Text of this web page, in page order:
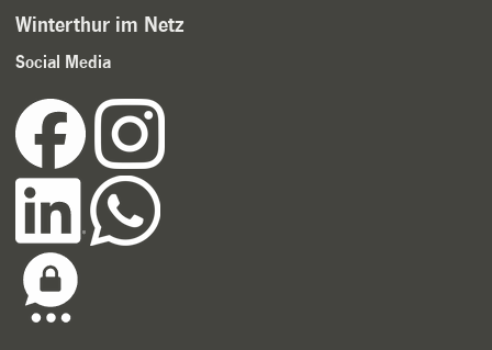
Winterthur im Netz
Social Media